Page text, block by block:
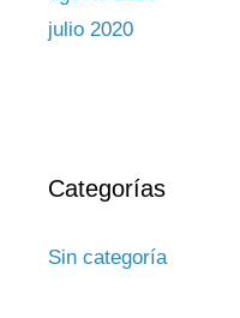
julio 2020
Categorías
Sin categoría